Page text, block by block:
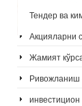
Тендер ва
Акцияларни
Жамият
Ривожланиш